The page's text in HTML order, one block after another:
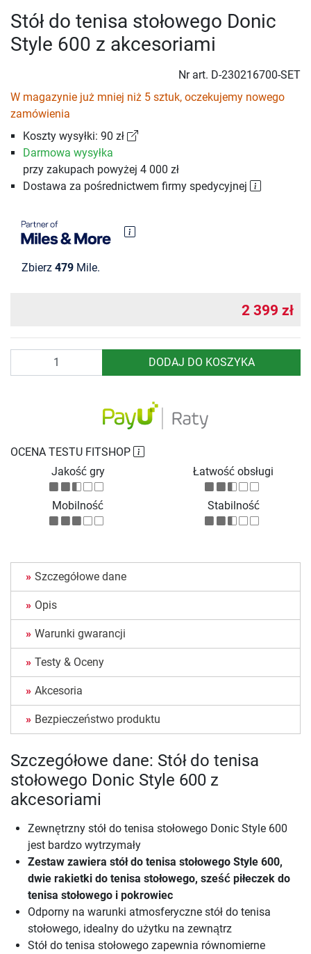
Stół do tenisa stołowego Donic
Style 600 z akcesoriami
Nr art. D-230216700-SET
W magazynie już mniej niż 5 sztuk, oczekujemy nowego
zamówienia
Koszty wysyłki: 90 zł
Darmowa wysyłka
przy zakupach powyżej 4 000 zł
Dostawa za pośrednictwem firmy spedycyjnej
Zbierz 479 Mile.
2 399 zł
DODAJ DO KOSZYKA
OCENA TESTU FITSHOP
Jakość gry
Łatwość obsługi
Mobilność Stabilność
Szczegółowe dane
Opis
Warunki gwarancji
Testy & Oceny
Akcesoria
Bezpieczeństwo produktu
Szczegółowe dane: Stół do tenisa
stołowego Donic Style 600 z
akcesoriami
Zewnętrzny stół do tenisa stołowego Donic Style 600
jest bardzo wytrzymały
Zestaw zawiera stół do tenisa stołowego Style 600,
dwie rakietki do tenisa stołowego, sześć piłeczek do
tenisa stołowego i pokrowiec
Odporny na warunki atmosferyczne stół do tenisa
stołowego, idealny do użytku na zewnątrz
Stół do tenisa stołowego zapewnia równomierne